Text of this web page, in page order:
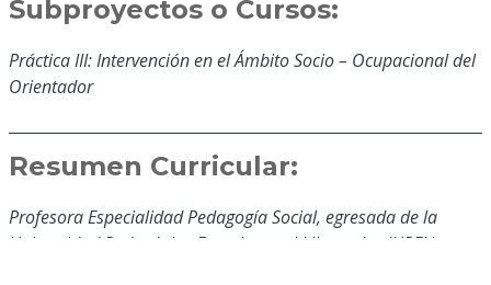
Subproyectos o Cursos:
Práctica III: Intervención en el Ámbito Socio – Ocupacional del
Orientador
Resumen Curricular:
Profesora Especialidad Pedagogía Social, egresada de la
Universidad Pedagógica Experimental Libertador (UPEL).